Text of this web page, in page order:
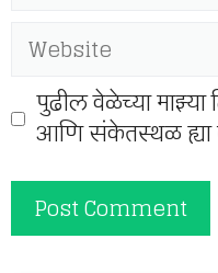
Website
पुढील वेळेच्या माझ्या
आणि संकेतस्थळ ह्या